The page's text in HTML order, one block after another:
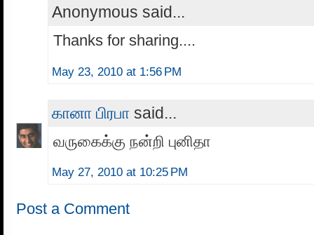
Anonymous said...
Thanks for sharing....
May 23, 2010 at 1:56 PM
கானா பிரபா said...
வருகைக்கு நன்றி புனிதா
May 27, 2010 at 10:25 PM
Post a Comment